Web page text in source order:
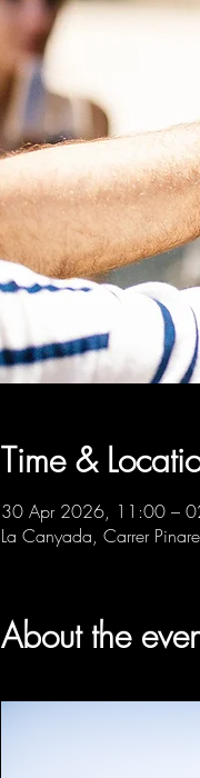
Time &
30 Apr 2026, 11:00 –
La Canyada, Carrer
About the